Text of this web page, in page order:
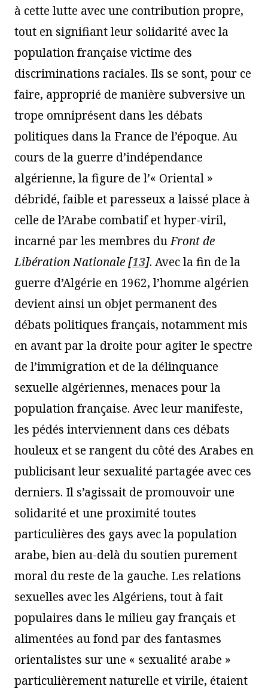
à cette lutte avec une contribution propre,
tout en signifiant leur solidarité avec la
population française victime des
discriminations raciales. Ils se sont, pour ce
faire, approprié de manière subversive un
trope omniprésent dans les débats
politiques dans la France de l’époque. Au
cours de la guerre d’indépendance
algérienne, la figure de l’« Oriental »
débridé, faible et paresseux a laissé place à
celle de l’Arabe combatif et hyper-viril,
incarné par les membres duFront de
Libération Nationale[13]. Avec la fin de la
guerre d’Algérie en 1962, l’homme algérien
devient ainsi un objet permanent des
débats politiques français, notamment mis
en avant par la droite pour agiter le spectre
de l’immigration et de la délinquance
sexuelle algériennes, menaces pour la
population française. Avec leur manifeste,
les pédés interviennent dans ces débats
houleux et se rangent du côté des Arabes en
publicisant leur sexualité partagée avec ces
derniers. Il s’agissait de promouvoir une
solidarité et une proximité toutes
particulières des gays avec la population
arabe, bien au-delà du soutien purement
moral du reste de la gauche. Les relations
sexuelles avec les Algériens, tout à fait
populaires dans le milieu gay français et
alimentées au fond par des fantasmes
orientalistes sur une « sexualité arabe »
particulièrement naturelle et virile, étaient